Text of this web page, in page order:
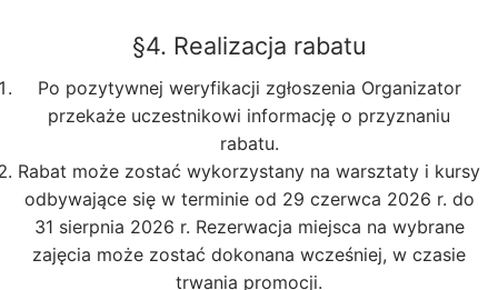
§4. Realizacja rabatu
Po pozytywnej weryfikacji zgłoszenia Organizator
przekaże uczestnikowi informację o przyznaniu
rabatu.
Rabat może zostać wykorzystany na warsztaty i kursy
odbywające się w terminie od 29 czerwca 2026 r. do
31 sierpnia 2026 r. Rezerwacja miejsca na wybrane
zajęcia może zostać dokonana wcześniej, w czasie
trwania promocji.